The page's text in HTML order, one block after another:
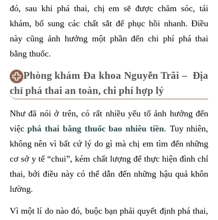
đó, sau khi phá thai, chị em sẽ được chăm sóc, tái
khám, bổ sung các chất sắt để phục hồi nhanh. Điều
này cũng ảnh hưởng một phần đến chi phí phá thai
bằng thuốc.
Phòng khám Đa khoa Nguyễn Trãi – Địa
chỉ phá thai an toàn, chi phí hợp lý
Như đã nói ở trên, có rất nhiều yếu tố ảnh hưởng đến
việcphá thai bằng thuốc bao nhiêu tiền. Tuy nhiên,
không nên vì bất cứ lý do gì mà chị em tìm đến những
cơ sở y tế “chui”, kém chất lượng để thực hiện đình chỉ
thai, bởi điều này có thể dẫn đến những hậu quả khôn
lường.
Vì một lí do nào đó, buộc bạn phải quyết định phá thai,